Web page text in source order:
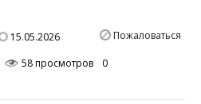
15.05.2026 Пожаловаться
58 просмотров 0